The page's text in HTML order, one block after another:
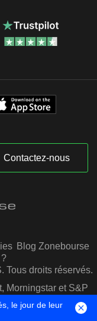
Contactez-nous
Blog Zonebourse
Tous droits réservés.
Morningstar et S&P
le jour de leur